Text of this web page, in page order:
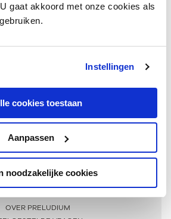
gaat akkoord met onze cookies als
Instellingen
cookies toestaan
Aanpassen
noodzakelijke cookies
informatie
OVER PRELUDIUM